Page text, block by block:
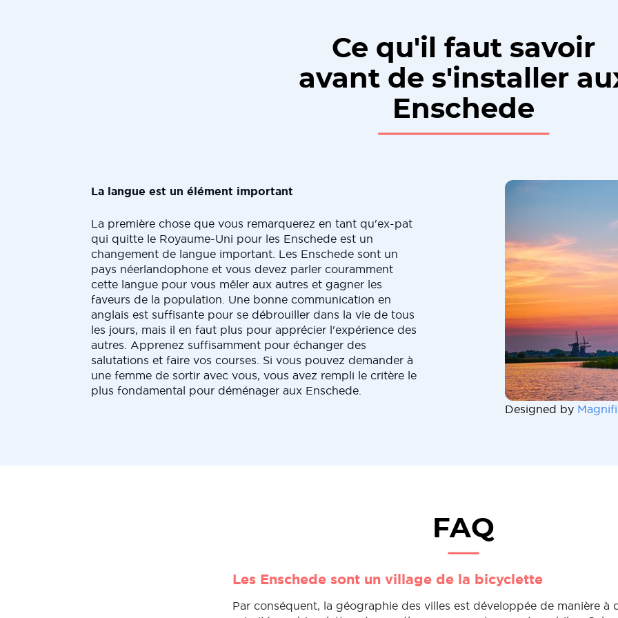
Ce qu'il faut savoir
avant de s'installer
Enschede
La langue est un élément important
La première chose que vous remarquerez en tant qu'ex-pat
qui quitte le Royaume-Uni pour les Enschede est un
changement de langue important. Les Enschede sont un
pays néerlandophone et vous devez parler couramment
cette langue pour vous mêler aux autres et gagner les
faveurs de la population. Une bonne communication en
anglais est suffisante pour se débrouiller dans la vie de tous
les jours, mais il en faut plus pour apprécier l'expérience des
autres. Apprenez suffisamment pour échanger des
salutations et faire vos courses. Si vous pouvez demander à
une femme de sortir avec vous, vous avez rempli le critère le
plus fondamental pour déménager aux Enschede.
Designed by
FAQ
Les Enschede sont un village de la bicyclette
Par conséquent, la géographie des villes est développée de manière à